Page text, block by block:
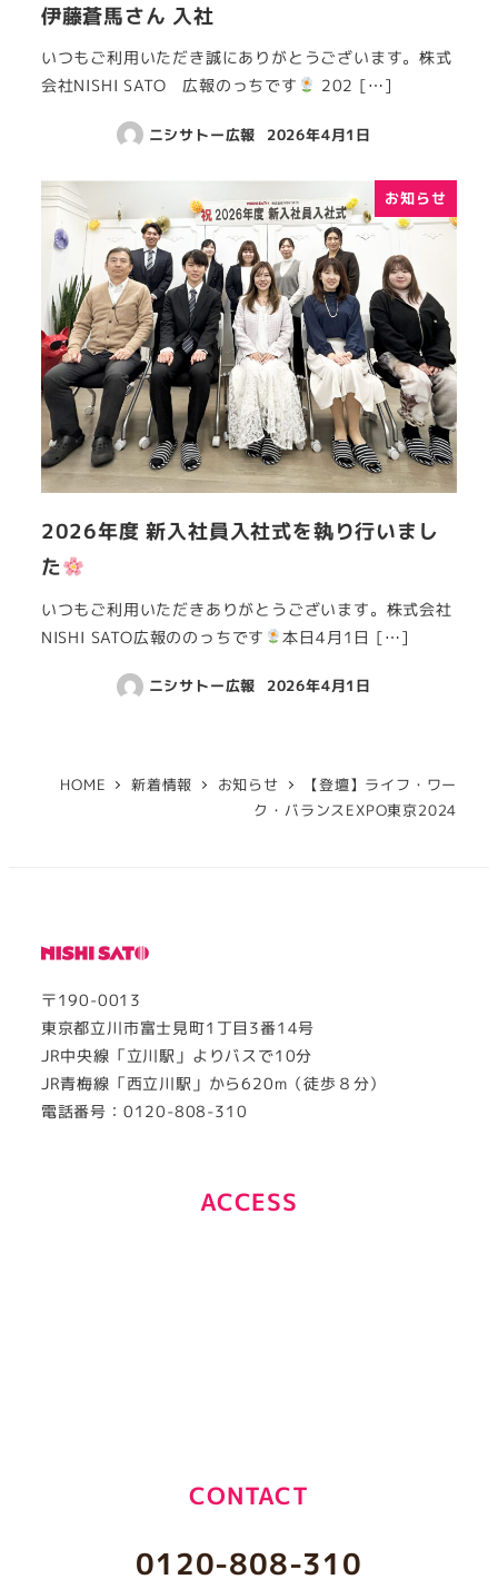
伊藤蒼馬さん 入社
いつもご利用いただき誠にありがとうございます。株式
会社NISHI SATO 広報のっちです
202 […]
ニシサトー広報 2026年4月1日
お知らせ
2026年度 新入社員入社式を執り行いまし
た
いつもご利用いただきありがとうございます。株式会社
NISHI SATO広報ののっちです
本日4月1日 […]
ニシサトー広報 2026年4月1日
HOME 新着情報 お知らせ
【登壇】ライフ・ワー
ク・バランスEXPO東京2024
〒190-0013
東京都立川市富士見町1丁目3番14号
JR中央線「立川駅」よりバスで10分
JR青梅線「西立川駅」から620m（徒歩８分）
電話番号：0120-808-310
ACCESS
CONTACT
0120-808-310